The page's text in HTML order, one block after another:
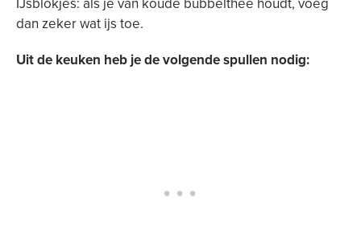
dan zeker wat ijs toe.
Uit de keuken heb je de volgende spullen nodig: